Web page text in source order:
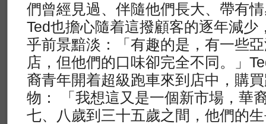
們曾經見過、伴隨他們長大、帶有
Ted也擔心隨着這撥顧客的逐年減少
乎前景黯淡：「有趣的是，有一些
店，但他們的口味卻完全不同。」
裔青年開着超級跑車來到店中，購
物： 「我想這又是一個新市場，華
七、八歲到三十五歲之間，他們的